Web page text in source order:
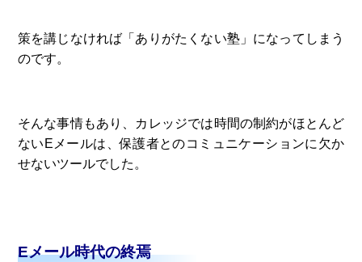
策を講じなければ「ありがたくない塾」になってしまう
のです。
そんな事情もあり、カレッジでは時間の制約がほとんど
ないEメールは、保護者とのコミュニケーションに欠か
せないツールでした。
Eメール時代の終焉